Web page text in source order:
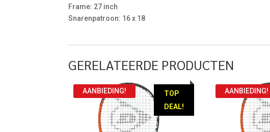
Frame: 27 inch
Snarenpatroon: 16 x 18
GERELATEERDE PRODUCTEN
TOP
DEAL!
AANBIEDING! AANBIEDING!